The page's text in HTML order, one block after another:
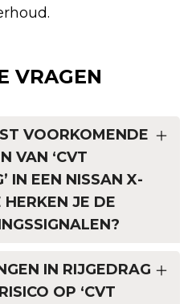
VRAGEN
VOORKOMENDE
VAN ‘CVT
IN EEN NISSAN X-
JE DE
IN RIJGEDRAG
OP ‘CVT